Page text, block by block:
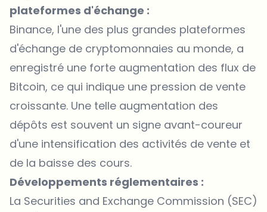
plateformes d'échange :
Binance, l'une des plus grandes plateformes
d'échange de cryptomonnaies au monde, a
enregistré une forte augmentation des flux de
Bitcoin, ce qui indique une pression de vente
croissante. Une telle augmentation des
dépôts est souvent un signe avant-coureur
d'une intensification des activités de vente et
de la baisse des cours.
Développements réglementaires :
La Securities and Exchange Commission (SEC)